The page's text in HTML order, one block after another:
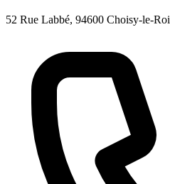
52 Rue Labbé, 94600 Choisy-le-Roi